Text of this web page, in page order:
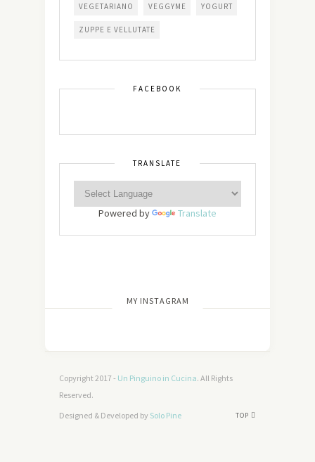
VEGETARIANO VEGGYME YOGURT
ZUPPE E VELLUTATE
FACEBOOK
TRANSLATE
Powered by Translate
MY INSTAGRAM
[wdi_feed id=”2″]
Copyright 2017 - Un Pinguino in Cucina. All Rights
Reserved.
TOP
Designed & Developed by Solo Pine